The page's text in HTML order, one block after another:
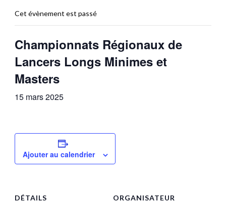
Cet évènement est passé
Championnats Régionaux de
Lancers Longs Minimes et
Masters
15 mars 2025
Ajouter au calendrier
DÉTAILS ORGANISATEUR